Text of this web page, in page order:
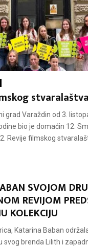
grad Varaždin od 3.
bio je domaćin 12.
Revije filmskog
SVOJOM
REVIJOM
KOLEKCIJU
Katarina Baban
svog brenda Lilith i